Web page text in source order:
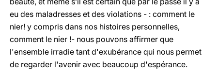
eu des maladresses et des violations - : comment le
nier! y compris dans nos histoires personnelles,
comment le nier !- nous pouvons affirmer que
l'ensemble irradie tant d'exubérance qui nous permet
de regarder l'avenir avec beaucoup d'espérance.